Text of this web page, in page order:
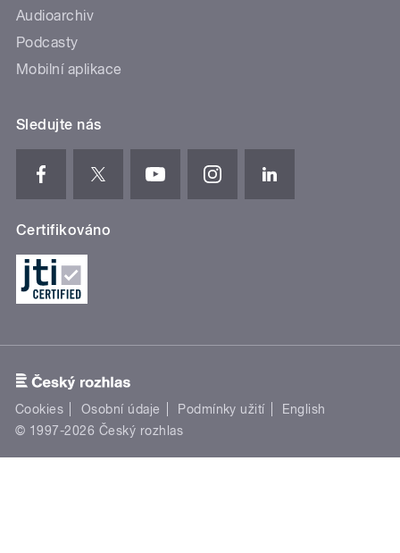
Audioarchiv
Podcasty
Mobilní aplikace
Sledujte nás
Certifikováno
Cookies Osobní údaje Podmínky užití
English
© 1997-2026 Český rozhlas